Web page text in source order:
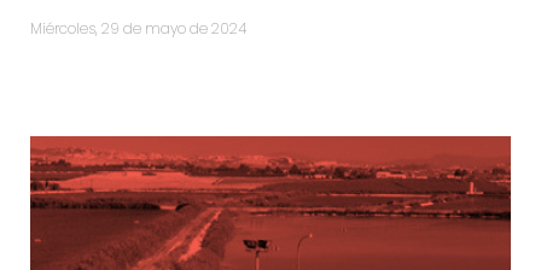
miércoles, 29 de mayo de 2024